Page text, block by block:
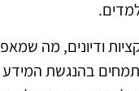
ודיונים, מה
בהנגשת המידע